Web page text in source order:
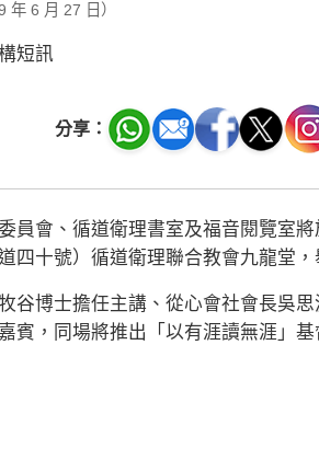
年 6 月 27 日）
短訊
分享：
會、循道衛理書室及福音閱覽室將
四十號）循道衛理聯合教會九龍堂
博士擔任主講、從心會社會長吳思
賓，同場將推出「以有涯讀無涯」